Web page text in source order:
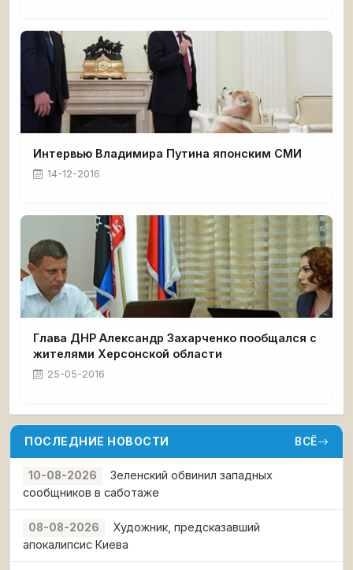
Интервью Владимира Путина японским СМИ
14-12-2016
Глава ДНР Александр Захарченко пообщался с
жителями Херсонской области
25-05-2016
ПОСЛЕДНИЕ НОВОСТИ ВСЁ
10-08-2026
Зеленский обвинил западных
сообщников в саботаже
08-08-2026
Художник, предсказавший
апокалипсис Киева